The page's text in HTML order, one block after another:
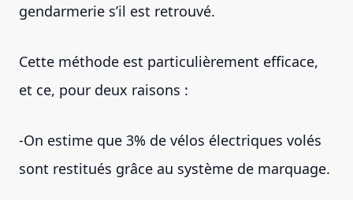
gendarmerie s’il est retrouvé.
Cette méthode est particulièrement efficace,
et ce, pour deux raisons :
-On estime que 3% de vélos électriques volés
sont restitués grâce au système de marquage.